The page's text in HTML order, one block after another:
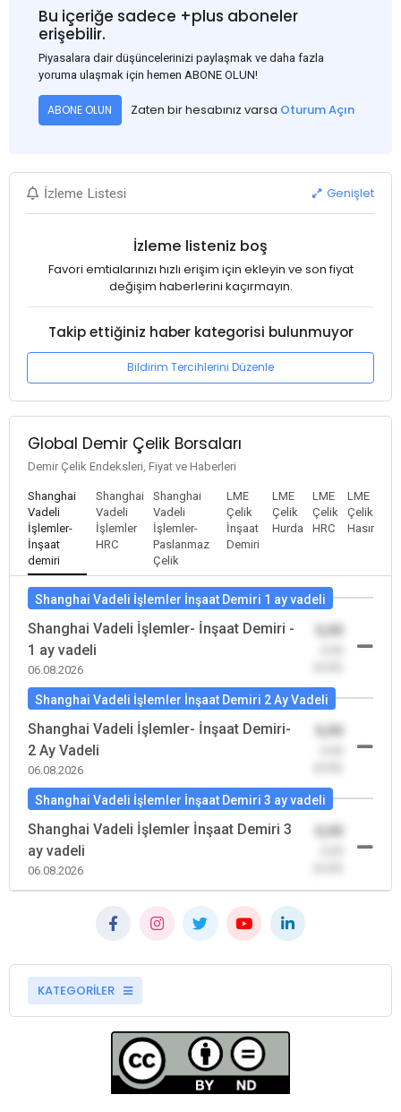
Bu nedenle USD, en yüksek USD-RMB döviz kuru olan
1:7.31'den 1:7.26'ya gerileyerek çelik fiyatını 3-5$ civarında
etkiledi. Bakalım ilerleyen günlerde neler göreceğiz, Çin'de
fiyatlar nasıl ilerleyecek?
Bu içeriğe sadece +plus aboneler
erişebilir.
Piyasalara dair düşüncelerinizi paylaşmak ve daha fazla
yoruma ulaşmak için hemen ABONE OLUN!
ABONE OLUN Zaten bir hesabınız varsa Oturum Açın
İzleme Listesi Genişlet
İzleme listeniz boş
Favori emtialarınızı hızlı erişim için ekleyin ve son fiyat
değişim haberlerini kaçırmayın.
Takip ettiğiniz haber kategorisi bulunmuyor
Bildirim Tercihlerini Düzenle
Global Demir Çelik Borsaları
Demir Çelik Endeksleri, Fiyat ve Haberleri
Shanghai
Vadeli
İşlemler-
İnşaat
demiri
Shanghai
Vadeli
İşlemler
HRC
Shanghai
Vadeli
İşlemler-
Paslanmaz
Çelik
LME
Çelik
İnşaat
Demiri
LME
Çelik
Hurda
LME
Çelik
HRC
LME
Çelik
Hasır
Shanghai Vadeli İşlemler İnşaat Demiri 1 ay vadeli
Shanghai Vadeli İşlemler- İnşaat Demiri -
1 ay vadeli
06.08.2026
Shanghai Vadeli İşlemler İnşaat Demiri 2 Ay Vadeli
Shanghai Vadeli İşlemler- İnşaat Demiri-
2 Ay Vadeli
06.08.2026
Shanghai Vadeli İşlemler İnşaat Demiri 3 ay vadeli
Shanghai Vadeli İşlemler İnşaat Demiri 3
ay vadeli
06.08.2026
KATEGORİLER